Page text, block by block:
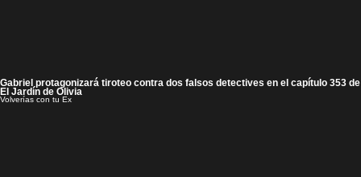
Gabriel protagonizará tiroteo contra dos falsos detectives en el capítulo 353 de
El Jardín de Olivia
Volverías con tu Ex